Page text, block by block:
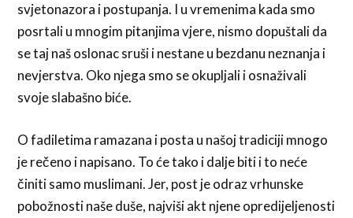
svjetonazora i postupanja. I u vremenima kada smo
posrtali u mnogim pitanjima vjere, nismo dopuštali da
se taj naš oslonac sruši i nestane u bezdanu neznanja i
nevjerstva. Oko njega smo se okupljali i osnaživali
svoje slabašno biće.
O fadiletima ramazana i posta u našoj tradiciji mnogo
je rečeno i napisano. To će tako i dalje biti i to neće
činiti samo muslimani. Jer, post je odraz vrhunske
pobožnosti naše duše, najviši akt njene opredijeljenosti